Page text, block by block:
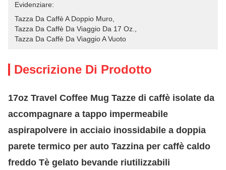
Evidenziare:
Tazza Da Caffè A Doppio Muro
Tazza Da Caffè Da Viaggio Da 17 Oz.
Tazza Da Caffè Da Viaggio A Vuoto
Descrizione Di Prodotto
17oz Travel Coffee Mug Tazze di caffè isolate da
accompagnare a tappo impermeabile
aspirapolvere in acciaio inossidabile a doppia
parete termico per auto Tazzina per caffè caldo
freddo Tè gelato bevande riutilizzabili